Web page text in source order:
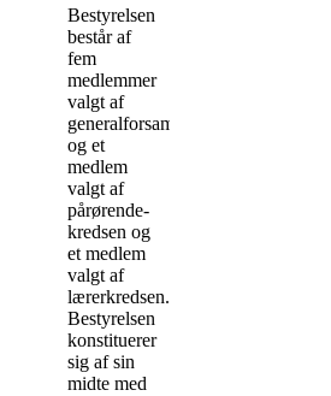
Bestyrelsen
består af
fem
medlemmer
valgt af
generalforsamlingen
og et
medlem
valgt af
pårørende-
kredsen og
et medlem
valgt af
lærerkredsen.
Bestyrelsen
konstituerer
sig af sin
midte med